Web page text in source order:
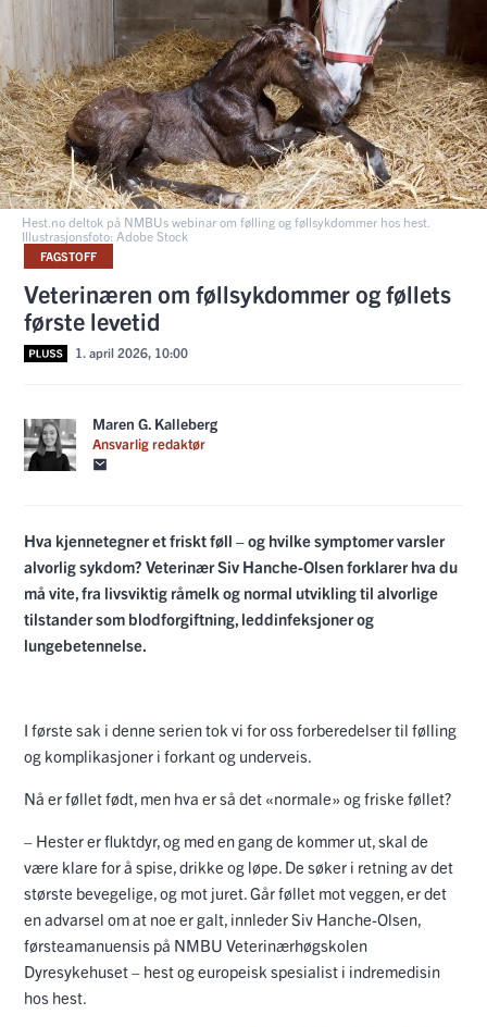
Hest.no deltok på NMBUs webinar om følling og føllsykdommer hos hest.
Illustrasjonsfoto: Adobe Stock
FAGSTOFF
Veterinæren om føllsykdommer og føllets
første levetid
1. april 2026, 10:00
Maren G. Kalleberg
Ansvarlig redaktør
Hva kjennetegner et friskt føll – og hvilke symptomer varsler
alvorlig sykdom? Veterinær Siv Hanche-Olsen forklarer hva du
må vite, fra livsviktig råmelk og normal utvikling til alvorlige
tilstander som blodforgiftning, leddinfeksjoner og
lungebetennelse.
I første sak i denne serien tok vi for oss forberedelser til følling
og komplikasjoner i forkant og underveis.
Nå er føllet født, men hva er så det «normale» og friske føllet?
– Hester er fluktdyr, og med en gang de kommer ut, skal de
være klare for å spise, drikke og løpe. De søker i retning av det
største bevegelige, og mot juret. Går føllet mot veggen, er det
en advarsel om at noe er galt, innleder Siv Hanche-Olsen,
førsteamanuensis på NMBU Veterinærhøgskolen
Dyresykehuset – hest og europeisk spesialist i indremedisin
hos hest.